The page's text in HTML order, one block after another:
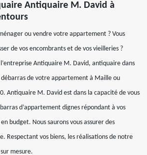
Antiquaire M. David à
ou vendre votre appartement ? Vous
de vos encombrants et de vos vieilleries ?
l’entreprise Antiquaire M. David, antiquaire dans
de votre appartement à Maille ou
Antiquaire M. David est dans la capacité de vous
d’appartement dignes répondant à vos
budget. Nous saurons vous assurer des
Respectant vos biens, les réalisations de notre
mesure.